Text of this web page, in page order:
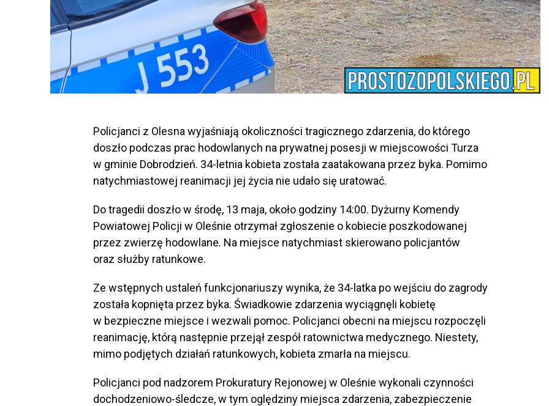
Policjanci z Olesna wyjaśniają okoliczności tragicznego zdarzenia, do którego
doszło podczas prac hodowlanych na prywatnej posesji w miejscowości Turza
w gminie Dobrodzień. 34-letnia kobieta została zaatakowana przez byka. Pomimo
natychmiastowej reanimacji jej życia nie udało się uratować.
Do tragedii doszło w środę, 13 maja, około godziny 14:00. Dyżurny Komendy
Powiatowej Policji w Oleśnie otrzymał zgłoszenie o kobiecie poszkodowanej
przez zwierzę hodowlane. Na miejsce natychmiast skierowano policjantów
oraz służby ratunkowe.
Ze wstępnych ustaleń funkcjonariuszy wynika, że 34-latka po wejściu do zagrody
została kopnięta przez byka. Świadkowie zdarzenia wyciągnęli kobietę
w bezpieczne miejsce i wezwali pomoc. Policjanci obecni na miejscu rozpoczęli
reanimację, którą następnie przejął zespół ratownictwa medycznego. Niestety,
mimo podjętych działań ratunkowych, kobieta zmarła na miejscu.
Policjanci pod nadzorem Prokuratury Rejonowej w Oleśnie wykonali czynności
dochodzeniowo-śledcze, w tym oględziny miejsca zdarzenia, zabezpieczenie